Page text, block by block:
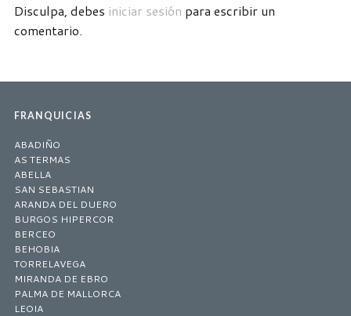
Disculpa, debes iniciar sesión para escribir un
comentario.
FRANQUICIAS
ABADIÑO
AS TERMAS
ABELLA
SAN SEBASTIAN
ARANDA DEL DUERO
BURGOS HIPERCOR
BERCEO
BEHOBIA
TORRELAVEGA
MIRANDA DE EBRO
PALMA DE MALLORCA
LEOIA